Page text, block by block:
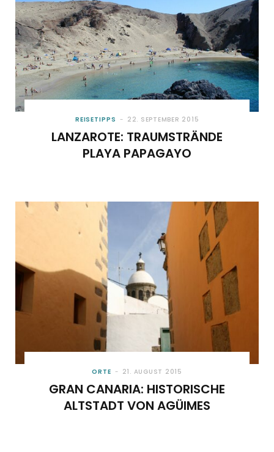
REISETIPPS 22. SEPTEMBER 2015
LANZAROTE: TRAUMSTRÄNDE
PLAYA PAPAGAYO
ORTE 21. AUGUST 2015
GRAN CANARIA: HISTORISCHE
ALTSTADT VON AGÜIMES